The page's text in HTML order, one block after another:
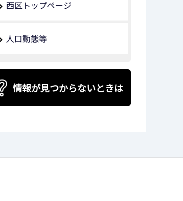
西区トップページ
人口動態等
情報が見つからないときは